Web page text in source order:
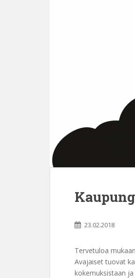
23.02.2018
Tervetuloa
Avajaiset tuovat
kokemuksistaan